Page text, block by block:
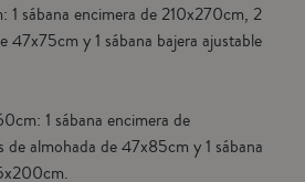
1 sábana encimera de 210x270cm, 2
47x75cm y 1 sábana bajera ajustable
1 sábana encimera de
almohada de 47x85cm y 1 sábana